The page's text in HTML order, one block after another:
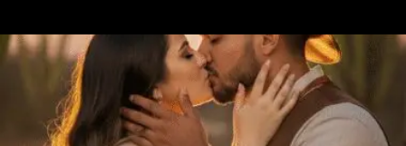
sensibilidade e a verdade mais profunda do ser humano. Cada
página é uma estrada que leva direto ao coração, desvendando
o esplendor de tudo